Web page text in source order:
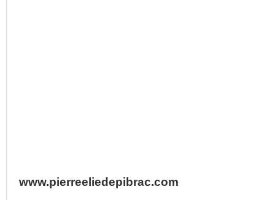
www.pierreeliedepibrac.com